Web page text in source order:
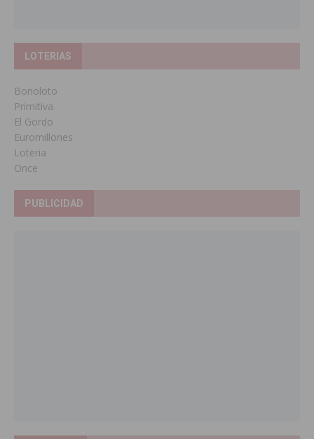
LOTERIAS
Bonoloto
Primitiva
El Gordo
Euromillones
Loteria
Once
PUBLICIDAD